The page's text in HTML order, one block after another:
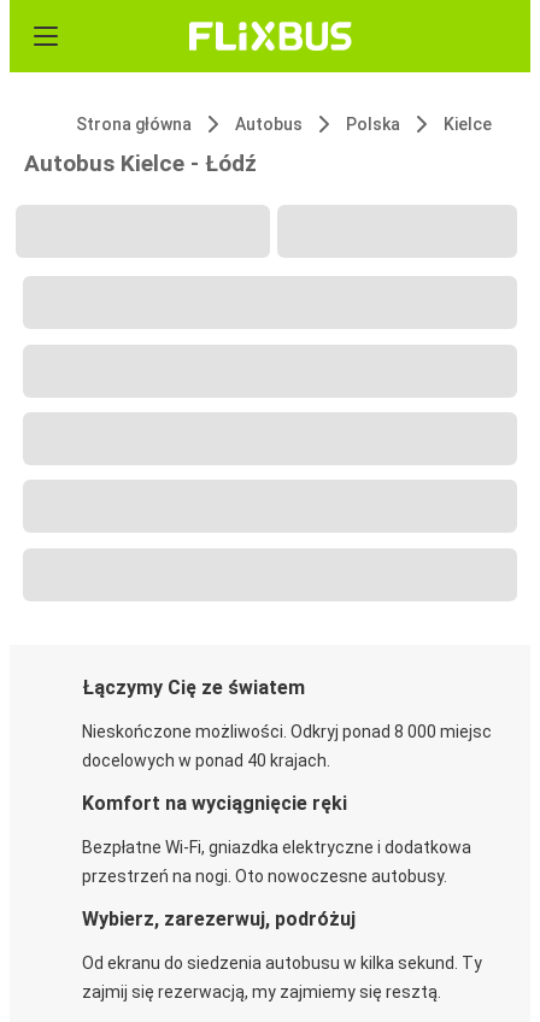
Strona główna Autobus Polska Kielce
Autobus Kielce - Łódź
Łączymy Cię ze światem
Nieskończone możliwości. Odkryj ponad 8 000 miejsc
docelowych w ponad 40 krajach.
Komfort na wyciągnięcie ręki
Bezpłatne Wi-Fi, gniazdka elektryczne i dodatkowa
przestrzeń na nogi. Oto nowoczesne autobusy.
Wybierz, zarezerwuj, podróżuj
Od ekranu do siedzenia autobusu w kilka sekund. Ty
zajmij się rezerwacją, my zajmiemy się resztą.